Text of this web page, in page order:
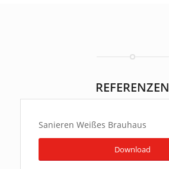
REFERENZEN
Sanieren Weißes Brauhaus
Download